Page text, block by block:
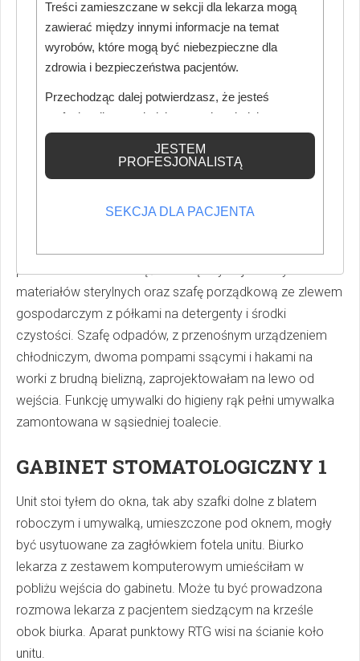
podzielona na dwie części: szafę czystej bielizny i
materiałów sterylnych oraz szafę porządkową ze zlewem
gospodarczym z półkami na detergenty i środki
czystości. Szafę odpadów, z przenośnym urządzeniem
chłodniczym, dwoma pompami ssącymi i hakami na
worki z brudną bielizną, zaprojektowałam na lewo od
wejścia. Funkcję umywalki do higieny rąk pełni umywalka
zamontowana w sąsiedniej toalecie.
GABINET STOMATOLOGICZNY 1
Unit stoi tyłem do okna, tak aby szafki dolne z blatem
roboczym i umywalką, umieszczone pod oknem, mogły
być usytuowane za zagłówkiem fotela unitu. Biurko
lekarza z zestawem komputerowym umieściłam w
pobliżu wejścia do gabinetu. Może tu być prowadzona
rozmowa lekarza z pacjentem siedzącym na krześle
obok biurka. Aparat punktowy RTG wisi na ścianie koło
unitu.
Treści zamieszczane w sekcji dla lekarza mogą
zawierać między innymi informacje na temat
wyrobów, które mogą być niebezpieczne dla
zdrowia i bezpieczeństwa pacjentów.
Przechodząc dalej potwierdzasz, że jesteś
profesjonalistą posiadającym odpowiednią
wiedzę medyczną.
JESTEM
PROFESJONALISTĄ
SEKCJA DLA PACJENTA